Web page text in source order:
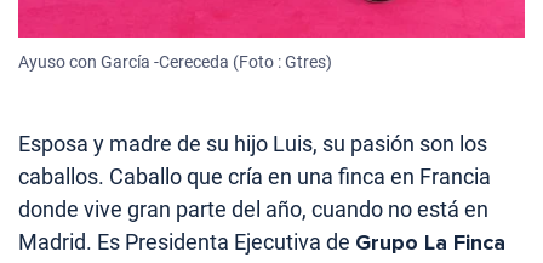
Ayuso con García -Cereceda (Foto : Gtres)
Esposa y madre de su hijo Luis, su pasión son los
caballos. Caballo que cría en una finca en Francia
donde vive gran parte del año, cuando no está en
Madrid. Es Presidenta Ejecutiva de Grupo La Finca